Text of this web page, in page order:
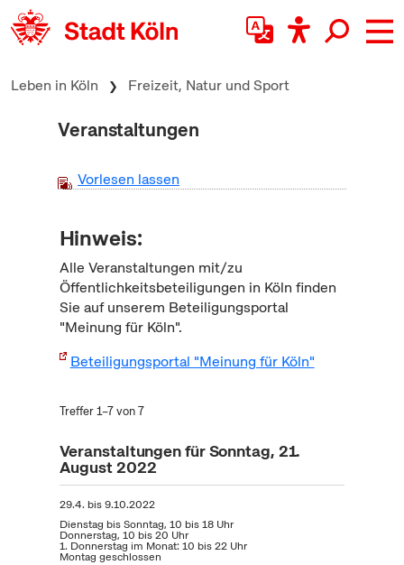
zum Inhalt springen
Leben in Köln Freizeit, Natur und Sport
Veranstaltungen
Vorlesen lassen
Hinweis:
Alle Veranstaltungen mit/zu
Öffentlichkeitsbeteiligungen in Köln finden
Sie auf unserem Beteiligungsportal
"Meinung für Köln".
Beteiligungsportal "Meinung für Köln"
Treffer 1–7 von 7
Veranstaltungen für Sonntag, 21.
August 2022
29.4. bis9.10.2022
Dienstag bis Sonntag, 10 bis 18 Uhr
Donnerstag, 10 bis 20 Uhr
1. Donnerstag im Monat: 10 bis 22 Uhr
Montag geschlossen